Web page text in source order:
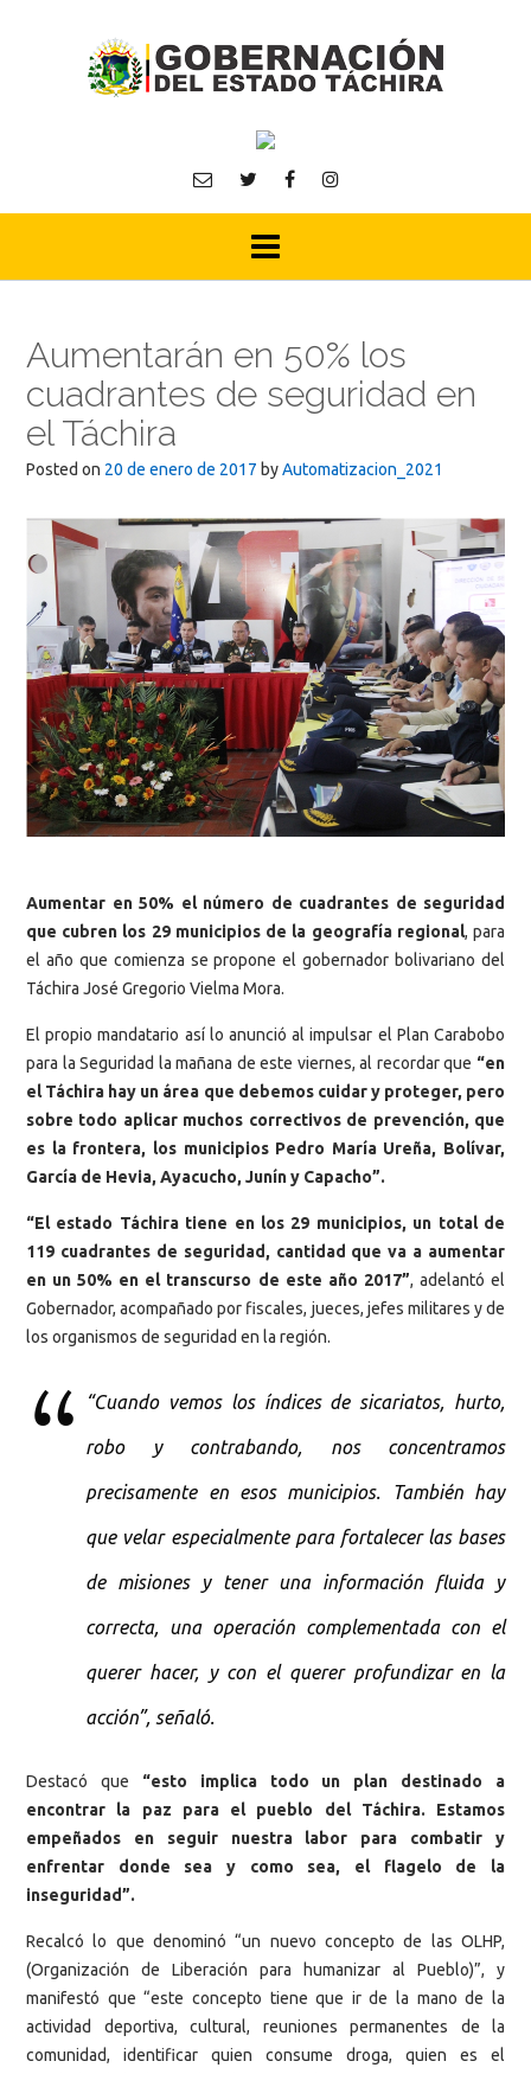
Aumentarán en 50% los
cuadrantes de seguridad en
el Táchira
Posted on 20 de enero de 2017 byAutomatizacion_2021
Aumentar en 50% el número de cuadrantes de seguridad
que cubren los 29 municipios de la geografía regional, para
el año que comienza se propone el gobernador bolivariano del
Táchira José Gregorio Vielma Mora.
El propio mandatario así lo anunció al impulsar el Plan Carabobo
para la Seguridad la mañana de este viernes, al recordar que “en
el Táchira hay un área que debemos cuidar y proteger, pero
sobre todo aplicar muchos correctivos de prevención, que
es la frontera, los municipios Pedro María Ureña, Bolívar,
García de Hevia, Ayacucho, Junín y Capacho”.
“El estado Táchira tiene en los 29 municipios, un total de
119 cuadrantes de seguridad, cantidad que va a aumentar
en un 50% en el transcurso de este año 2017”, adelantó el
Gobernador, acompañado por fiscales, jueces, jefes militares y de
los organismos de seguridad en la región.
“Cuando vemos los índices de sicariatos, hurto,
robo y contrabando, nos concentramos
precisamente en esos municipios. También hay
que velar especialmente para fortalecer las bases
de misiones y tener una información fluida y
correcta, una operación complementada con el
querer hacer, y con el querer profundizar en la
acción”, señaló.
Destacó que “esto implica todo un plan destinado a
encontrar la paz para el pueblo del Táchira. Estamos
empeñados en seguir nuestra labor para combatir y
enfrentar donde sea y como sea, el flagelo de la
inseguridad”.
Recalcó lo que denominó “un nuevo concepto de las OLHP,
(Organización de Liberación para humanizar al Pueblo)”, y
manifestó que “este concepto tiene que ir de la mano de la
actividad deportiva, cultural, reuniones permanentes de la
comunidad, identificar quien consume droga, quien es el